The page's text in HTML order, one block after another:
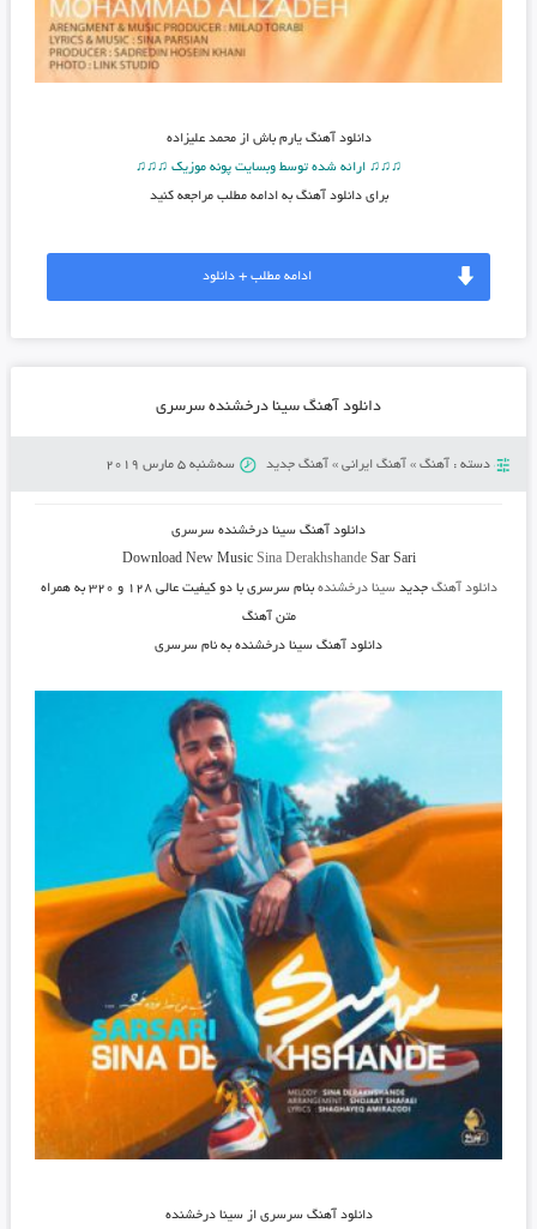
دانلود آهنگ یارم باش از محمد علیزاده
♫♫♫ ارائه شده توسط وبسایت پونه موزیک ♫♫♫
برای دانلود آهنگ به ادامه مطلب مراجعه کنید
ادامه مطلب + دانلود
دانلود آهنگ سینا درخشنده سرسری
دسته : آهنگ» آهنگ ایرانی» آهنگ جدید سه‌شنبه 5 مارس 2019
دانلود آهنگ سینا درخشنده سرسری
Download New Music Sina DerakhshandeSar Sari
دانلود آهنگ جدید سینا درخشنده بنام سرسری
با دو کیفیت عالی ۱۲۸ و ۳۲۰ به همراه
متن آهنگ
دانلود آهنگ سینا درخشنده به نام سرسری
دانلود آهنگ سرسری از سینا درخشنده